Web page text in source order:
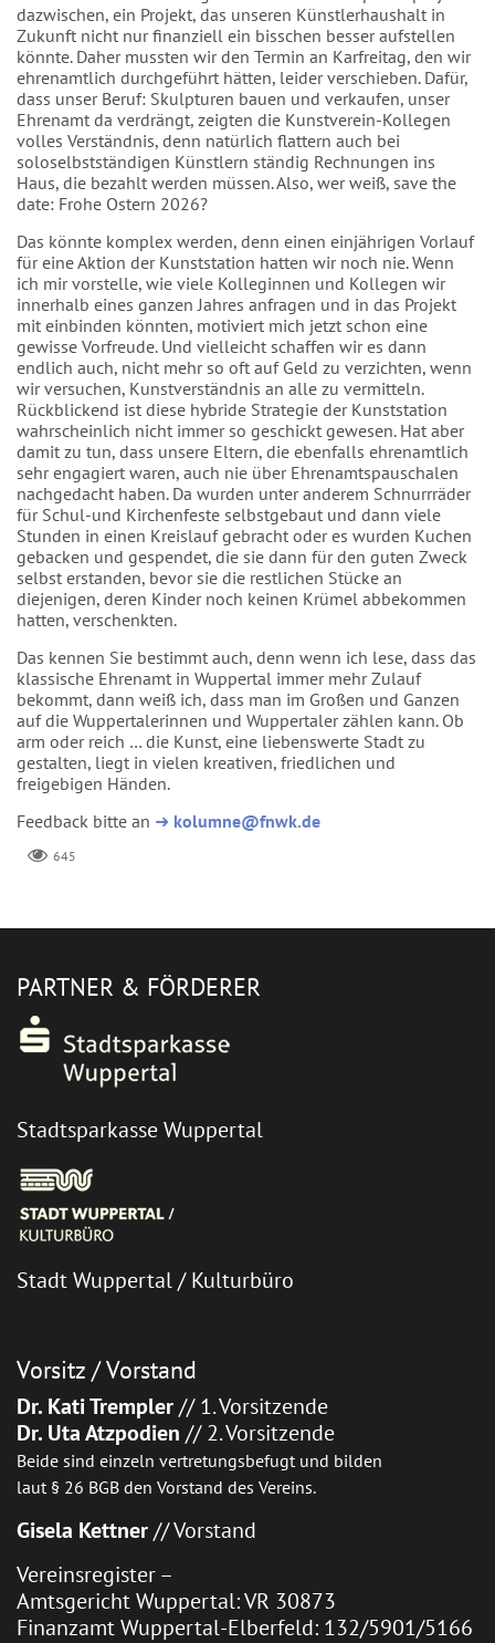
dazwischen, ein Projekt, das unseren Künstlerhaushalt in
Zukunft nicht nur finanziell ein bisschen besser aufstellen
könnte. Daher mussten wir den Termin an Karfreitag, den wir
ehrenamtlich durchgeführt hätten, leider verschieben. Dafür,
dass unser Beruf: Skulpturen bauen und verkaufen, unser
Ehrenamt da verdrängt, zeigten die Kunstverein-Kollegen
volles Verständnis, denn natürlich flattern auch bei
soloselbstständigen Künstlern ständig Rechnungen ins
Haus, die bezahlt werden müssen. Also, wer weiß, save the
date: Frohe Ostern 2026?
Das könnte komplex werden, denn einen einjährigen Vorlauf
für eine Aktion der Kunststation hatten wir noch nie. Wenn
ich mir vorstelle, wie viele Kolleginnen und Kollegen wir
innerhalb eines ganzen Jahres anfragen und in das Projekt
mit einbinden könnten, motiviert mich jetzt schon eine
gewisse Vorfreude. Und vielleicht schaffen wir es dann
endlich auch, nicht mehr so oft auf Geld zu verzichten, wenn
wir versuchen, Kunstverständnis an alle zu vermitteln.
Rückblickend ist diese hybride Strategie der Kunststation
wahrscheinlich nicht immer so geschickt gewesen. Hat aber
damit zu tun, dass unsere Eltern, die ebenfalls ehrenamtlich
sehr engagiert waren, auch nie über Ehrenamtspauschalen
nachgedacht haben. Da wurden unter anderem Schnurrräder
für Schul-und Kirchenfeste selbstgebaut und dann viele
Stunden in einen Kreislauf gebracht oder es wurden Kuchen
gebacken und gespendet, die sie dann für den guten Zweck
selbst erstanden, bevor sie die restlichen Stücke an
diejenigen, deren Kinder noch keinen Krümel abbekommen
hatten, verschenkten.
Das kennen Sie bestimmt auch, denn wenn ich lese, dass das
klassische Ehrenamt in Wuppertal immer mehr Zulauf
bekommt, dann weiß ich, dass man im Großen und Ganzen
auf die Wuppertalerinnen und Wuppertaler zählen kann. Ob
arm oder reich … die Kunst, eine liebenswerte Stadt zu
gestalten, liegt in vielen kreativen, friedlichen und
freigebigen Händen.
Feedback bitte an ➜ kolumne@fnwk.de
645
PARTNER & FÖRDERER
Stadtsparkasse Wuppertal
Stadt Wuppertal / Kulturbüro
Vorsitz / Vorstand
Dr. Kati Trempler// 1. Vorsitzende
Dr. Uta Atzpodien // 2. Vorsitzende
Beide sind einzeln vertretungsbefugt und bilden
laut § 26 BGB den Vorstand des Vereins.
Gisela Kettner// Vorstand
Vereinsregister –
Amtsgericht Wuppertal: VR 30873
Finanzamt Wuppertal-Elberfeld: 132/5901/5166